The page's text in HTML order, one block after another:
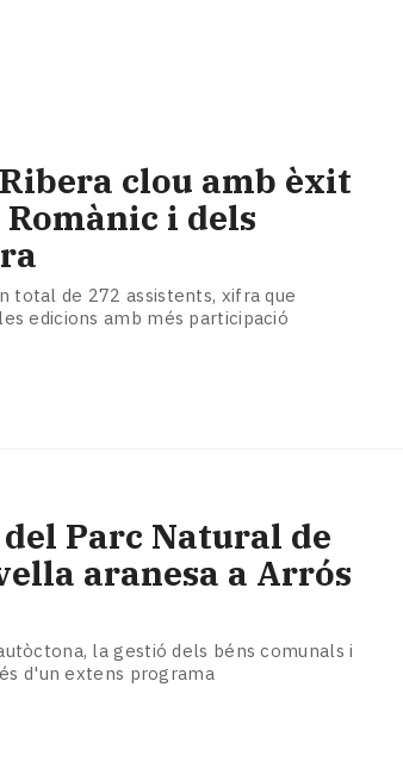
clou amb èxit
i dels
total de 272 assistents, xifra que
edicions amb més participació
Parc Natural de
aranesa a Arrós
la gestió dels béns comunals i
d'un extens programa